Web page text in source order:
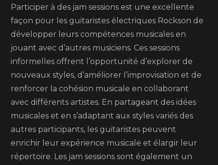
Participer à des jam sessions est une excellente
façon pour les guitaristes électriques Rockson de
développer leurs compétences musicales en
jouant avec d’autres musiciens. Ces sessions
informelles offrent l’opportunité d’explorer de
nouveaux styles, d’améliorer l’improvisation et de
renforcer la cohésion musicale en collaborant
avec différents artistes. En partageant des idées
musicales et en s’adaptant aux styles variés des
autres participants, les guitaristes peuvent
enrichir leur expérience musicale et élargir leur
répertoire. Les jam sessions sont également un